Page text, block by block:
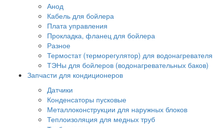
Анод
Кабель для бойлера
Плата управления
Прокладка, фланец для бойлера
Разное
Термостат (терморегулятор) для водонагревателя
ТЭНы для бойлеров (водонагревательных баков)
Запчасти для кондиционеров
Датчики
Конденсаторы пусковые
Металлоконструкции для наружных блоков
Теплоизоляция для медных труб